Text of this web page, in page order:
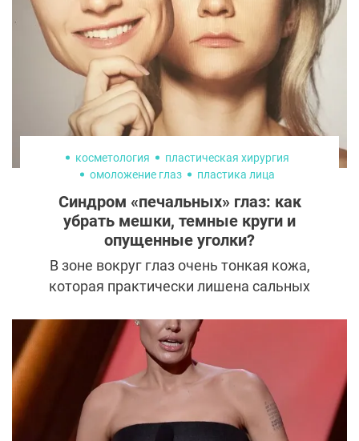
свое внимание на генетический паспорт
пациента и его помощь при выборе
косметологических процедур и
пластических операций.
косметология
пластическая хирургия
омоложение глаз
пластика лица
Синдром «печальных» глаз: как
убрать мешки, темные круги и
опущенные уголки?
В зоне вокруг глаз очень тонкая кожа,
которая практически лишена сальных
человека, у которого от природы эта зона
выглядит идеально. Но есть люди,
которым не повезло особенно сильно, их
взгляд портят сразу все возможные
дефекты. В косметологии это явление
получило название синдром «печальных»